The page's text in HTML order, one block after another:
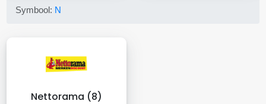
Symbool: N
Nettorama (8)